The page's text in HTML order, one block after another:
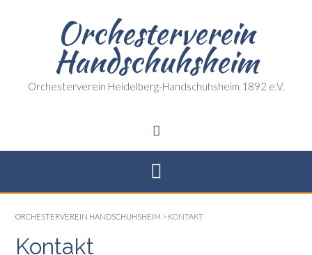
Orchesterverein
Handschuhsheim
Orchesterverein Heidelberg-Handschuhsheim 1892 e.V.
ORCHESTERVEREIN HANDSCHUHSHEIM > KONTAKT
Kontakt